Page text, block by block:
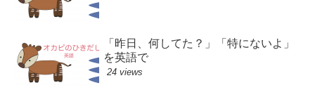
「昨日、何してた？」「特にないよ」
を英語で
24 views